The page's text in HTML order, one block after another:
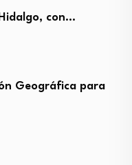
con…
Geográfica para